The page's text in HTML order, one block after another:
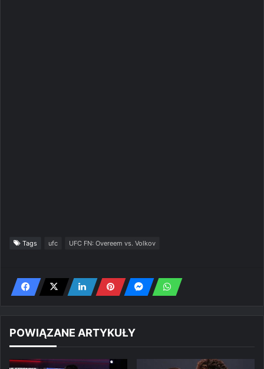
Tags ufc UFC FN: Overeem vs. Volkov
POWIĄZANE ARTYKUŁY